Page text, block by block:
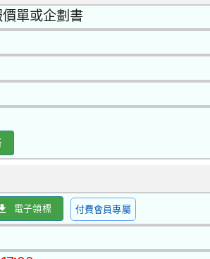
單或企劃書
電子領標 付費會員專屬